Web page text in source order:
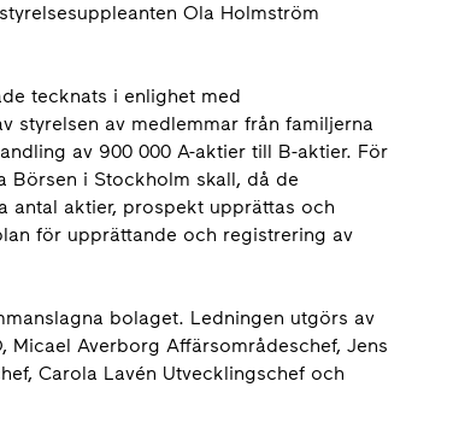
Ola Holmström
tecknats i enlighet med
styrelsen av medlemmar från familjerna
av 900 000 A-aktier till B-aktier. För
Börsen i Stockholm skall, då de
antal aktier, prospekt upprättas och
för upprättande och registrering av
bolaget. Ledningen utgörs av
Micael Averborg Affärsområdeschef, Jens
Carola Lavén Utvecklingschef och